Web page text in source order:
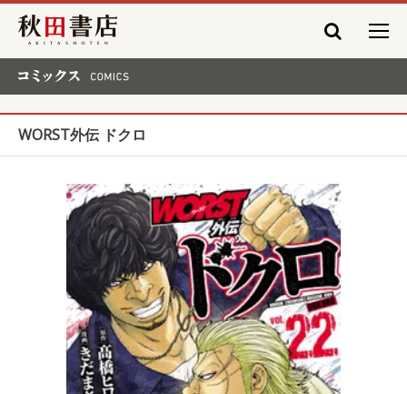
秋田書店
WORST外伝 ドクロ